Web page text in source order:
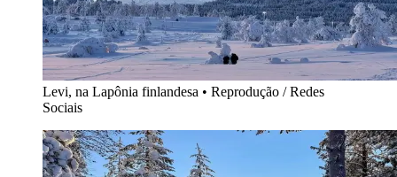
Levi, na Lapônia finlandesa • Reprodução / Redes
Sociais